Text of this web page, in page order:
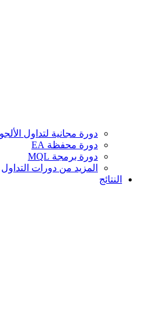
دورة مجانية لتداول الألجو
دورة محفظة EA
دورة برمجة MQL
المزيد من دورات التداول
النتائج